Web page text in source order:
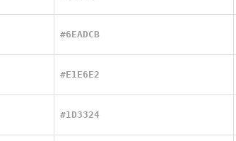
#6EADCB
#E1E6E2
#1D3324